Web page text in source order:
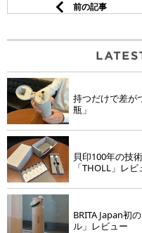
前の記事
持つだけで差が
瓶」
貝印100年の技
「THOLL」レビ
BRITA Japan初
ル」レビュー